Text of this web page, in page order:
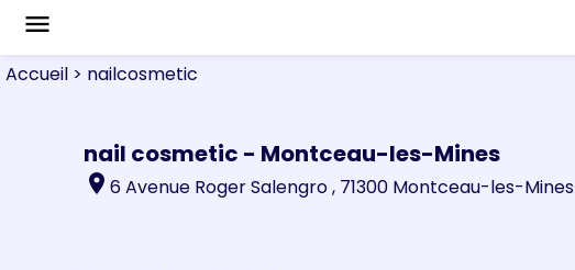
menu
Accueil > nailcosmetic
nail cosmetic - Montceau-les-Mines
location_on6 Avenue Roger Salengro , 71300 Montceau-les-Mines